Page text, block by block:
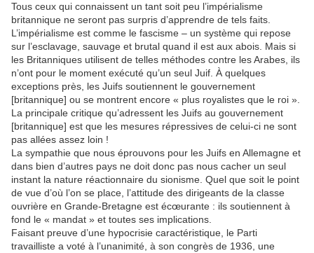
Tous ceux qui connaissent un tant soit peu l’impérialisme
britannique ne seront pas surpris d’apprendre de tels faits.
L’impérialisme est comme le fascisme – un système qui repose
sur l’esclavage, sauvage et brutal quand il est aux abois. Mais si
les Britanniques utilisent de telles méthodes contre les Arabes, ils
n’ont pour le moment exécuté qu’un seul Juif. À quelques
exceptions près, les Juifs soutiennent le gouvernement
[britannique] ou se montrent encore « plus royalistes que le roi ».
La principale critique qu’adressent les Juifs au gouvernement
[britannique] est que les mesures répressives de celui-ci ne sont
pas allées assez loin !
La sympathie que nous éprouvons pour les Juifs en Allemagne et
dans bien d’autres pays ne doit donc pas nous cacher un seul
instant la nature réactionnaire du sionisme. Quel que soit le point
de vue d’où l’on se place, l’attitude des dirigeants de la classe
ouvrière en Grande-Bretagne est écœurante : ils soutiennent à
fond le « mandat » et toutes ses implications.
Faisant preuve d’une hypocrisie caractéristique, le Parti
travailliste a voté à l’unanimité, à son congrès de 1936, une